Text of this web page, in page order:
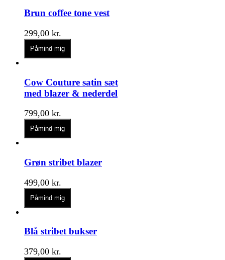
Brun coffee tone vest
299,00 kr.
Påmind mig
Cow Couture satin sæt
med blazer & nederdel
799,00 kr.
Påmind mig
Grøn stribet blazer
499,00 kr.
Påmind mig
Blå stribet bukser
379,00 kr.